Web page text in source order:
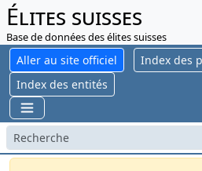
Élites suisses
Base de données des élites suisses
Aller au site officiel
Index des
Index des entités